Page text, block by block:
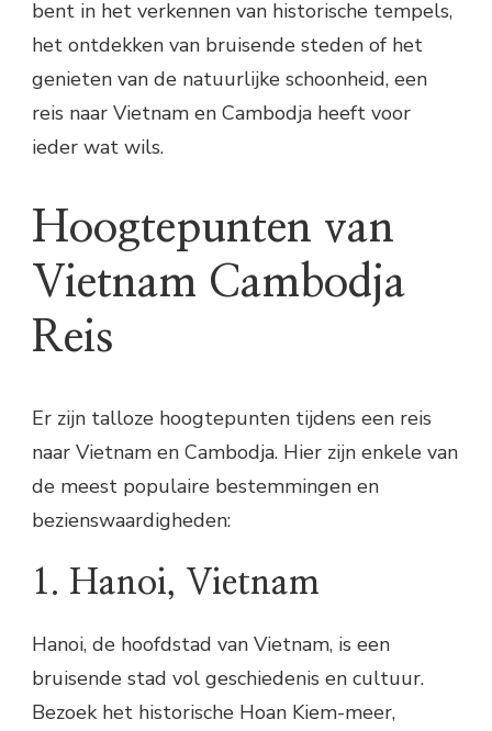
bent in het verkennen van historische tempels,
het ontdekken van bruisende steden of het
genieten van de natuurlijke schoonheid, een
reis naar Vietnam en Cambodja heeft voor
ieder wat wils.
Hoogtepunten van
Vietnam Cambodja
Reis
Er zijn talloze hoogtepunten tijdens een reis
naar Vietnam en Cambodja. Hier zijn enkele van
de meest populaire bestemmingen en
bezienswaardigheden:
1. Hanoi, Vietnam
Hanoi, de hoofdstad van Vietnam, is een
bruisende stad vol geschiedenis en cultuur.
Bezoek het historische Hoan Kiem-meer,